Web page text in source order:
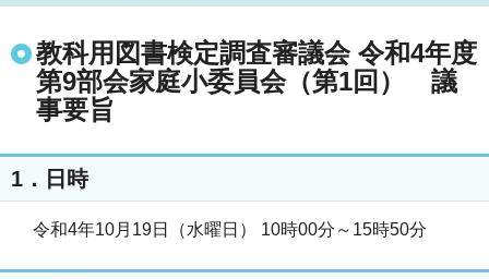
教科用図書検定調査審議会 令和4年度
第9部会家庭小委員会（第1回） 議
事要旨
1．日時
令和4年10月19日（水曜日） 10時00分～15時50分